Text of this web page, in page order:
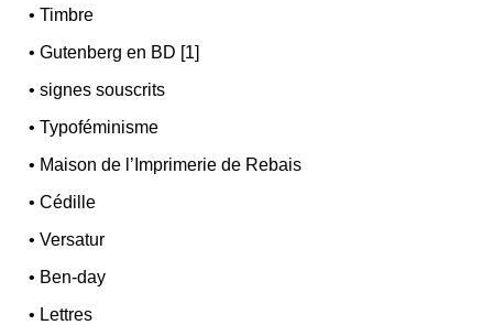
•Timbre
•Gutenberg en BD [1]
•signes souscrits
•Typoféminisme
• Maison de l’Imprimerie de Rebais
•Cédille
•Versatur
• Ben-day
• Lettres